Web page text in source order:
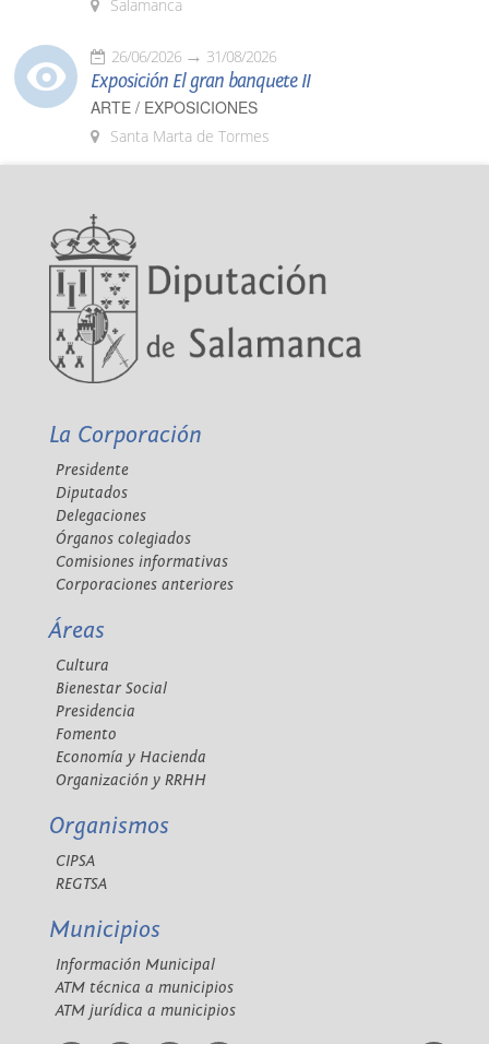
Salamanca
26/06/2026 31/08/2026
Exposición El gran banquete II
ARTE / EXPOSICIONES
Santa Marta de Tormes
La Corporación
Presidente
Diputados
Delegaciones
Órganos colegiados
Comisiones informativas
Corporaciones anteriores
Áreas
Cultura
Bienestar Social
Presidencia
Fomento
Economía y Hacienda
Organización y RRHH
Organismos
CIPSA
REGTSA
Municipios
Información Municipal
ATM técnica a municipios
ATM jurídica a municipios